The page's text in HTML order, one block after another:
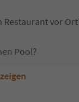
Restaurant vor
Pool?
Eden
Eden Goethe 2?
2 einen Südtirol